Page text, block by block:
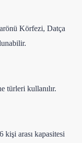
Körfezi, Datça
türleri kullanılır.
kişi arası kapasitesi